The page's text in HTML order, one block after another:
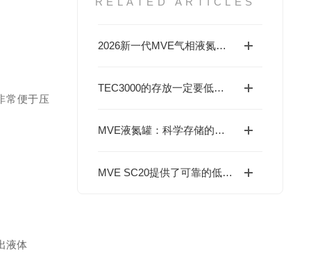
2026新一代MVE气相液氮罐-配备 CryoVerse™控制系统
TEC3000的存放一定要低温环境吗
MVE液氮罐：科学存储的低温守护者
MVE SC20提供了可靠的低温存储解决方案
常便于压
液体